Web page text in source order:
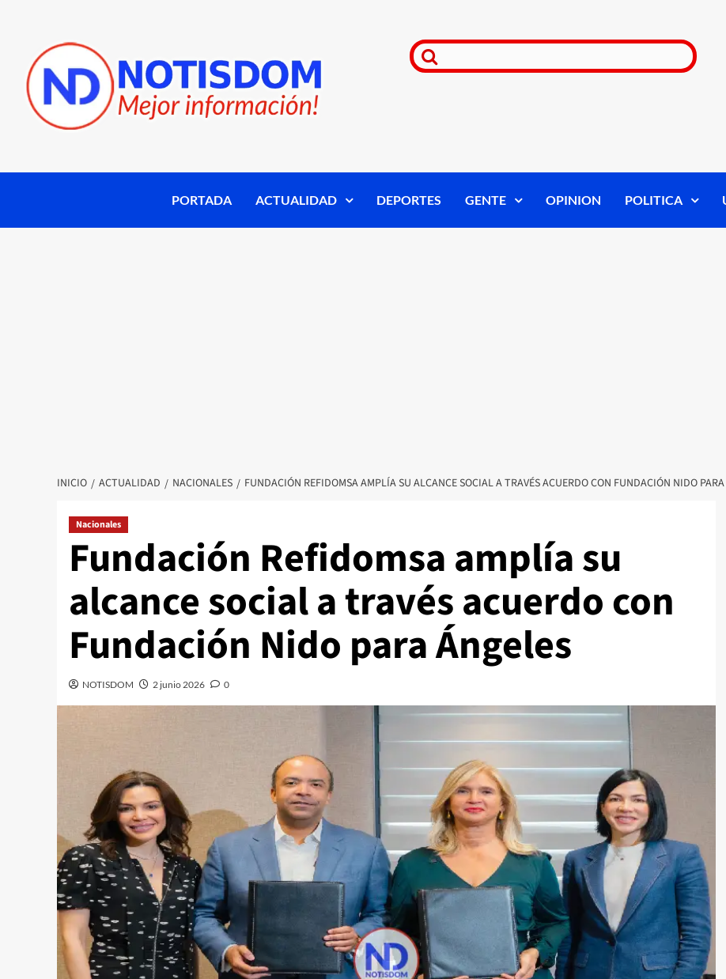
PORTADA ACTUALIDAD DEPORTES GENTE OPINION POLITICA
INICIO ACTUALIDAD NACIONALES FUNDACIÓN REFIDOMSA AMPLÍA SU ALCANCE SOCIAL A TRAVÉS ACUERDO CON FUNDACIÓN NIDO
Nacionales
Fundación Refidomsa amplía su
alcance social a través acuerdo con
Fundación Nido para Ángeles
NOTISDOM 2 junio 2026 0